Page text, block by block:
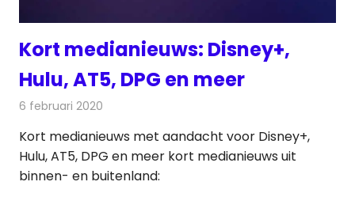
Kort medianieuws: Disney+,
Hulu, AT5, DPG en meer
6 februari 2020
Kort medianieuws met aandacht voor Disney+,
Hulu, AT5, DPG en meer kort medianieuws uit
binnen- en buitenland: